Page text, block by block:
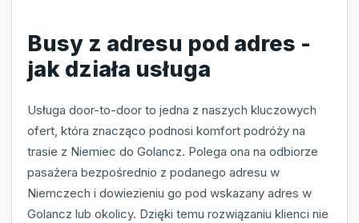
Busy z adresu pod adres -
jak działa usługa
Usługa door-to-door to jedna z naszych kluczowych
ofert, która znacząco podnosi komfort podróży na
trasie z Niemiec do Golancz. Polega ona na odbiorze
pasażera bezpośrednio z podanego adresu w
Niemczech i dowiezieniu go pod wskazany adres w
Golancz lub okolicy. Dzięki temu rozwiązaniu klienci nie